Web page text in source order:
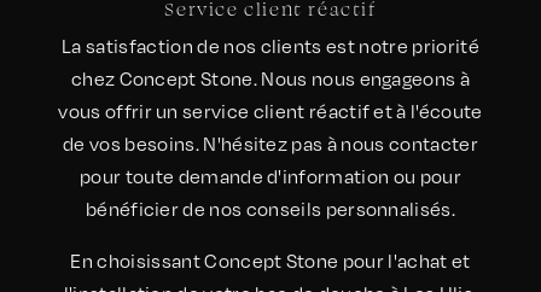
Service client réactif
La satisfaction de nos clients est notre priorité
chez Concept Stone. Nous nous engageons à
vous offrir un service client réactif et à l'écoute
de vos besoins. N'hésitez pas à nous contacter
pour toute demande d'information ou pour
bénéficier de nos conseils personnalisés.
En choisissant Concept Stone pour l'achat et